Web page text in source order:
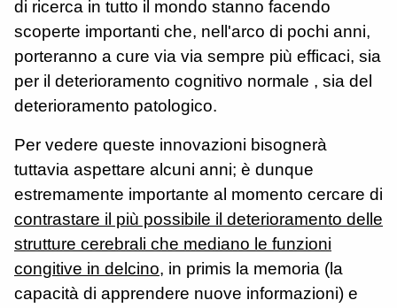
di ricerca in tutto il mondo stanno facendo
scoperte importanti che, nell'arco di pochi anni,
porteranno a cure via via sempre più efficaci, sia
per il deterioramento cognitivo normale , sia del
deterioramento patologico.
Per vedere queste innovazioni bisognerà
tuttavia aspettare alcuni anni; è dunque
estremamente importante al momento cercare di
contrastare il più possibile il deterioramento delle
strutture cerebrali che mediano le funzioni
congitive in delcino, in primis la memoria (la
capacità di apprendere nuove informazioni) e